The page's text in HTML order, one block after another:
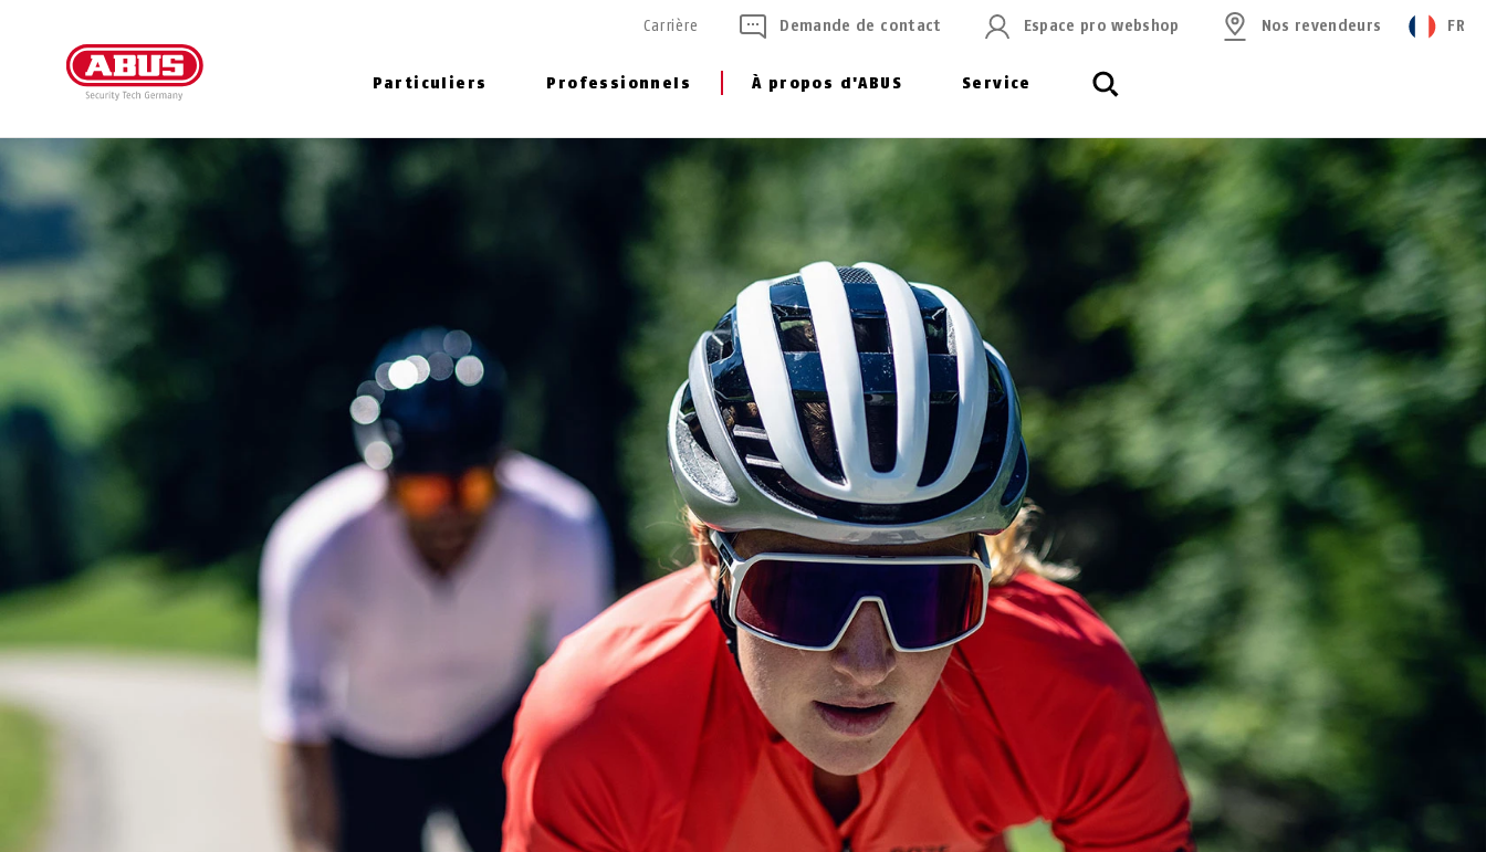
Particuliers Professionnels À propos d'ABUS Service
Carrière Demande de contact Espace pro webshop Nos revendeurs FR